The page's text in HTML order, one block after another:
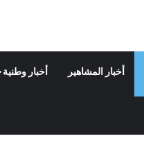
أخبار المشاهير أخبار وطنية